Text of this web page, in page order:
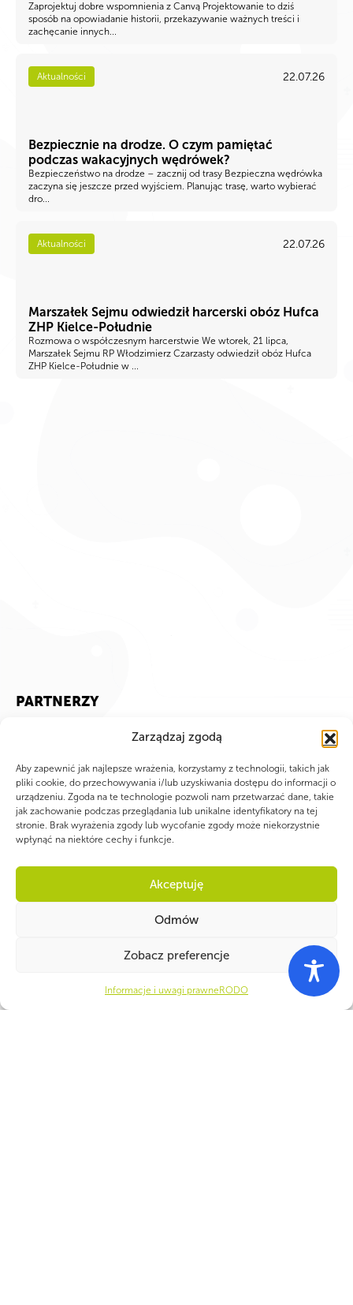
Zarządzaj zgodą
Aby zapewnić jak najlepsze wrażenia, korzystamy z technologii, takich jak
pliki cookie, do przechowywania i/lub uzyskiwania dostępu do informacji o
urządzeniu. Zgoda na te technologie pozwoli nam przetwarzać dane, takie
jak zachowanie podczas przeglądania lub unikalne identyfikatory na tej
stronie. Brak wyrażenia zgody lub wycofanie zgody może niekorzystnie
wpłynąć na niektóre cechy i funkcje.
Akceptuję
Odmów
Zobacz preferencje
Informacje i uwagi prawne RODO
Zaprojektuj dobre wspomnienia z Canvą Projektowanie to dziś
sposób na opowiadanie historii, przekazywanie ważnych treści i
zachęcanie innych...
Aktualności 22.07.26
Bezpiecznie na drodze. O czym pamiętać
podczas wakacyjnych wędrówek?
Bezpieczeństwo na drodze – zacznij od trasy Bezpieczna wędrówka
zaczyna się jeszcze przed wyjściem. Planując trasę, warto wybierać
dro...
Aktualności 22.07.26
Marszałek Sejmu odwiedził harcerski obóz Hufca
ZHP Kielce-Południe
Rozmowa o współczesnym harcerstwie We wtorek, 21 lipca,
Marszałek Sejmu RP Włodzimierz Czarzasty odwiedził obóz Hufca
ZHP Kielce-Południe w ...
PARTNERZY